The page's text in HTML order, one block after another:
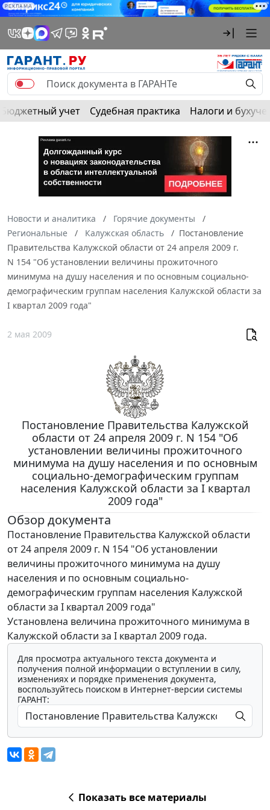
РЕКЛАМА
Бюджетный учет Судебная практика Налоги и
Новости и аналитика
Горячие документы
Региональные
Калужская область
Постановление
Правительства Калужской области от 24 апреля 2009 г.
N 154 "Об установлении величины прожиточного
минимума на душу населения и по основным социально-
демографическим группам населения Калужской области за
I квартал 2009 года"
2 мая 2009
Постановление Правительства Калужской
области от 24 апреля 2009 г. N 154 "Об
установлении величины прожиточного
минимума на душу населения и по основным
социально-демографическим группам
населения Калужской области за I квартал
2009 года"
Обзор документа
Постановление Правительства Калужской области
от 24 апреля 2009 г. N 154 "Об установлении
величины прожиточного минимума на душу
населения и по основным социально-
демографическим группам населения Калужской
области за I квартал 2009 года"
Установлена величина прожиточного минимума в
Калужской области за I квартал 2009 года.
Для просмотра актуального текста документа и
получения полной информации о вступлении в силу,
изменениях и порядке применения документа,
воспользуйтесь поиском в Интернет-версии системы
ГАРАНТ:
Показать все материалы